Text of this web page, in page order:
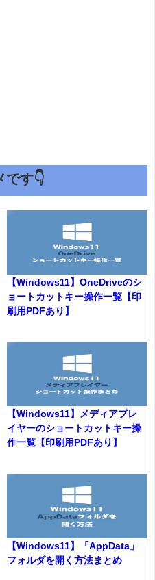
です👇
【Windows11】OneDriveのシ
ョートカットキー操作一覧【印
刷用PDFあり】
【Windows11】メディアプレ
イヤーのショートカットキー操
作一覧【印刷用PDFあり】
【Windows11】「AppData」
フォルダを開く方法まとめ